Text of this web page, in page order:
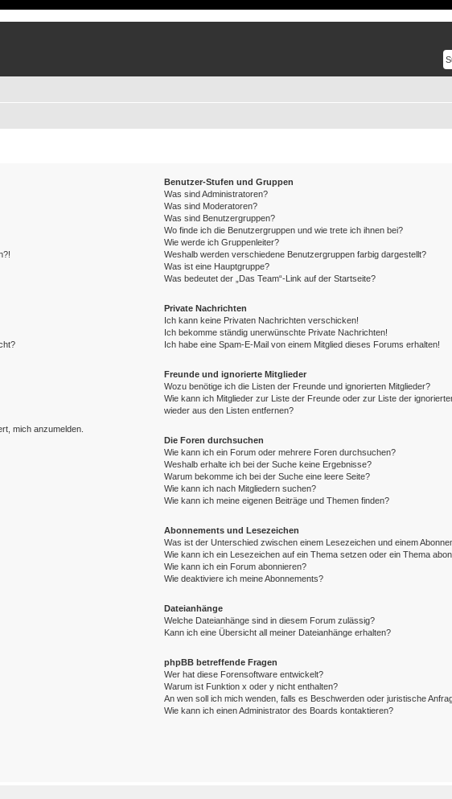
mich anzumelden.
Benutzer-Stufen und Gruppen
Was sind Administratoren?
Was sind Moderatoren?
Was sind Benutzergruppen?
Wo finde ich die Benutzergruppen und wie trete ich ihnen bei?
Wie werde ich Gruppenleiter?
Weshalb werden verschiedene Benutzergruppen farbig dargestellt?
Was ist eine Hauptgruppe?
Was bedeutet der „Das Team“-Link auf der Startseite?
Private Nachrichten
Ich kann keine Privaten Nachrichten verschicken!
Ich bekomme ständig unerwünschte Private Nachrichten!
Ich habe eine Spam-E-Mail von einem Mitglied dieses Forums erhalten!
Freunde und ignorierte Mitglieder
Wozu benötige ich die Listen der Freunde und ignorierten Mitglieder?
Wie kann ich Mitglieder zur Liste der Freunde oder zur Liste der
wieder aus den Listen entfernen?
Die Foren durchsuchen
Wie kann ich ein Forum oder mehrere Foren durchsuchen?
Weshalb erhalte ich bei der Suche keine Ergebnisse?
Warum bekomme ich bei der Suche eine leere Seite?
Wie kann ich nach Mitgliedern suchen?
Wie kann ich meine eigenen Beiträge und Themen finden?
Abonnements und Lesezeichen
Was ist der Unterschied zwischen einem Lesezeichen und einem
Wie kann ich ein Lesezeichen auf ein Thema setzen oder ein Thema
Wie kann ich ein Forum abonnieren?
Wie deaktiviere ich meine Abonnements?
Dateianhänge
Welche Dateianhänge sind in diesem Forum zulässig?
Kann ich eine Übersicht all meiner Dateianhänge erhalten?
phpBB betreffende Fragen
Wer hat diese Forensoftware entwickelt?
Warum ist Funktion x oder y nicht enthalten?
An wen soll ich mich wenden, falls es Beschwerden oder juristische
Wie kann ich einen Administrator des Boards kontaktieren?